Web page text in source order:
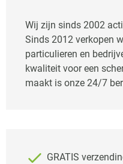
Wij zijn sinds 2002
Sinds 2012 verkopen
particulieren en
kwaliteit voor een
maakt is onze 24/7
GRATIS